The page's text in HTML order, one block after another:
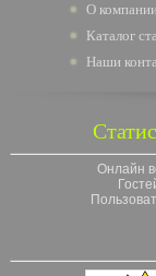
О компании
Каталог
Наши
Онлайн